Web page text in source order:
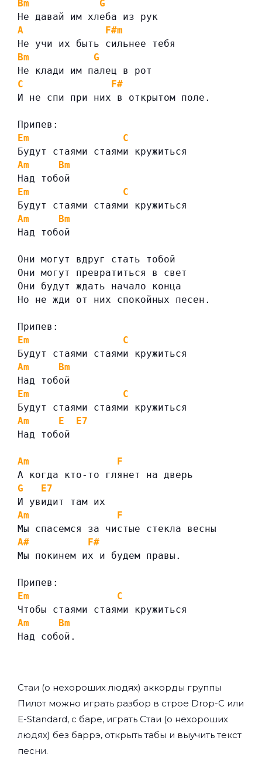
Bm
G
Не давай им хлеба из рук
A
F#m
Не учи их быть сильнее тебя
Bm
G
Не клади им палец в рот
C
F#
И не спи при них в открытом поле.
Припев:
Em
C
Будут стаями стаями кружиться
Am
Bm
Над тобой
Em
C
Будут стаями стаями кружиться
Am
Bm
Над тобой
Они могут вдруг стать тобой
Они могут превратиться в свет
Они будут ждать начало конца
Но не жди от них спокойных песен.
Припев:
Em
C
Будут стаями стаями кружиться
Am
Bm
Над тобой
Em
C
Будут стаями стаями кружиться
Am
E
E7
Над тобой
Am
F
А когда кто-то глянет на дверь
G
E7
И увидит там их
Am
F
Мы спасемся за чистые стекла весны
A#
F#
Мы покинем их и будем правы.
Припев:
Em
C
Чтобы стаями стаями кружиться
Am
Bm
Над собой.
Стаи (о нехороших людях) аккорды группы
Пилот можно играть разбор в строе Drop-C или
E-Standard, с баре, играть Стаи (о нехороших
людях) без баррэ, открыть табы и выучить текст
песни.